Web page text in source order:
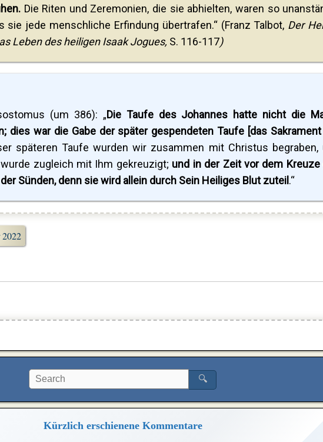
Die Riten und Zeremonien, die sie abhielten, waren so
sie jede menschliche Erfindung übertrafen.“ (Franz Talbot, Der
Leben des heiligen Isaak Jogues, S. 116-117)
(um 386): „Die Taufe des Johannes hatte nicht die
dies war die Gabe der später gespendeten Taufe [das
späteren Taufe wurden wir zusammen mit Christus begraben,
zugleich mit Ihm gekreuzigt; und in der Zeit vor dem Kreuze
Sünden, denn sie wird allein durch Sein Heiliges Blut zuteil.“
2022
🔍
Kürzlich erschienene Kommentare